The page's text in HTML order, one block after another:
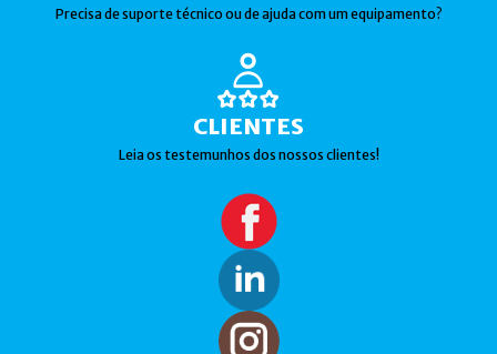
Precisa de suporte técnico ou de ajuda com um equipamento?
CLIENTES
Leia os testemunhos dos nossos clientes!